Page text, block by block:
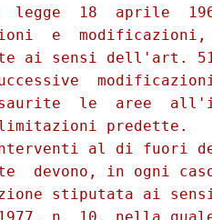
legge  18  aprile
e
ai sensi dell'art.
le  aree
predette.
al di fuori
devono, in ogni
stiputata ai